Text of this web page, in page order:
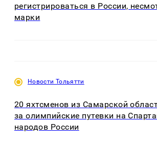
регистрироваться в России,
марки
Новости Тольятти
20 яхтсменов из Самарской
за олимпийские путевки на
народов России